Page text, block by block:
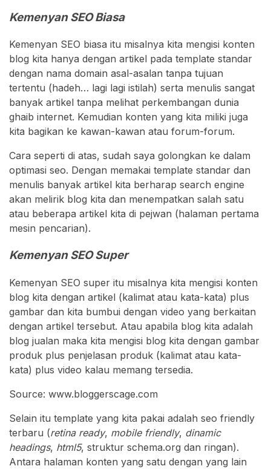
Kemenyan SEO Biasa
Kemenyan SEO biasa itu misalnya kita mengisi konten
blog kita hanya dengan artikel pada template standar
dengan nama domain asal-asalan tanpa tujuan
tertentu (hadeh… lagi lagi istilah) serta menulis sangat
banyak artikel tanpa melihat perkembangan dunia
ghaib internet. Kemudian konten yang kita miliki juga
kita bagikan ke kawan-kawan atau forum-forum.
Cara seperti di atas, sudah saya golongkan ke dalam
optimasi seo. Dengan memakai template standar dan
menulis banyak artikel kita berharap search engine
akan melirik blog kita dan menempatkan salah satu
atau beberapa artikel kita di pejwan (halaman pertama
mesin pencarian).
Kemenyan SEO Super
Kemenyan SEO super itu misalnya kita mengisi konten
blog kita dengan artikel (kalimat atau kata-kata) plus
gambar dan kita bumbui dengan video yang berkaitan
dengan artikel tersebut. Atau apabila blog kita adalah
blog jualan maka kita mengisi blog kita dengan gambar
produk plus penjelasan produk (kalimat atau kata-
kata) plus video kalau memang tersedia.
Source: www.bloggerscage.com
Selain itu template yang kita pakai adalah seo friendly
terbaru (retina ready, mobile friendly, dinamic
headings, html5, struktur schema.org dan ringan).
Antara halaman konten yang satu dengan yang lain